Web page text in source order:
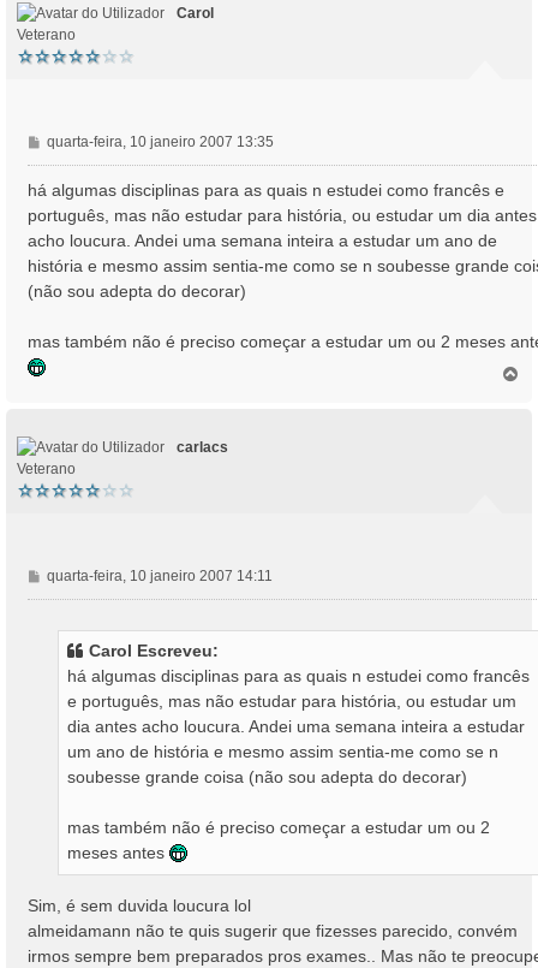
Carol
Veterano
M
e
n
g
e
m
quarta-feira, 10 janeiro 2007 13:35
há algumas disciplinas para as quais n estudei como francês e
português, mas não estudar para história, ou estudar um dia antes
acho loucura. Andei uma semana inteira a estudar um ano de
história e mesmo assim sentia-me como se n soubesse grande
(não sou adepta do decorar)
mas também não é preciso começar a estudar um ou 2 meses
carlacs
Veterano
M
e
quarta-feira, 10 janeiro 2007 14:11
Carol Escreveu:
há algumas disciplinas para as quais n estudei como francês
e português, mas não estudar para história, ou estudar um
dia antes acho loucura. Andei uma semana inteira a estudar
um ano de história e mesmo assim sentia-me como se n
soubesse grande coisa (não sou adepta do decorar)
mas também não é preciso começar a estudar um ou 2
meses antes
Sim, é sem duvida loucura lol
almeidamann não te quis sugerir que fizesses parecido, convém
irmos sempre bem preparados pros exames.. Mas não te